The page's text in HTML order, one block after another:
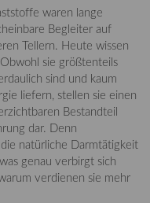
waren lange
Begleiter auf
Tellern. Heute wissen
sie größtenteils
sind und kaum
liefern, stellen sie einen
Bestandteil
dar. Denn
natürliche Darmtätigkeit
genau verbirgt sich
verdienen sie mehr